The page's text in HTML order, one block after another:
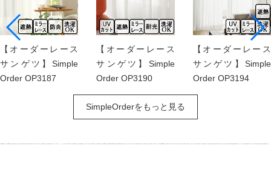
【オーダーレース
サンゲツ】Simple
Order OP3187
【オーダーレース
サンゲツ】Simple
Order OP3190
【オーダーレース
サンゲツ】Simple
Order OP3194
SimpleOrderをもっと見る